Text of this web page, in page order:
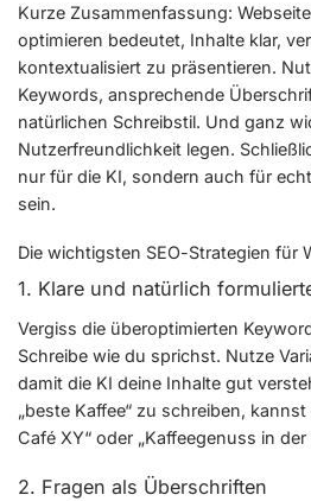
Kurze Zusammenfassung:
optimieren bedeutet, Inhalte klar,
kontextualisiert zu präsentieren.
Keywords, ansprechende
natürlichen Schreibstil. Und ganz
Nutzerfreundlichkeit legen.
nur für die KI, sondern auch für
sein.
Die wichtigsten SEO-Strategien für
1. Klare und natürlich
Vergiss die überoptimierten
Schreibe wie du sprichst. Nutze
damit die KI deine Inhalte gut
„beste Kaffee“ zu schreiben,
Café XY“ oder „Kaffeegenuss in
2. Fragen als Überschriften